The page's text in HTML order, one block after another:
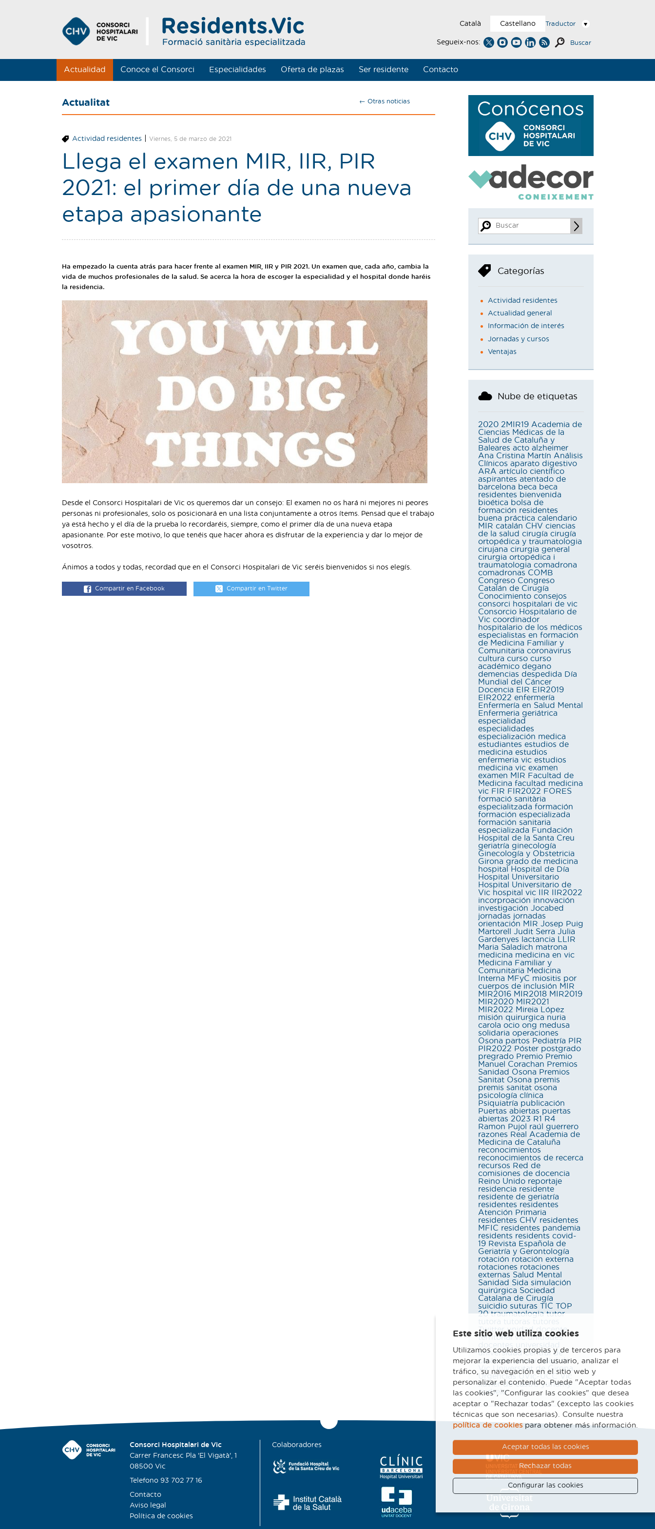
Català Castellano Traductor
Segueix-nos: Buscar
Actualidad Conoce el Consorci Especialidades Oferta de plazas Ser residente Contacto
Actualitat ← Otras noticias
Actividad residentes |Viernes, 5 de marzo de 2021
Llega el examen MIR, IIR, PIR
2021: el primer día de una nueva
etapa apasionante
Ha empezado la cuenta atrás para hacer frente al examen MIR, IIR y PIR 2021. Un examen que, cada año, cambia la
vida de muchos profesionales de la salud. Se acerca la hora de escoger la especialidad y el hospital donde haréis
la residencia.
Desde el Consorci Hospitalari de Vic os queremos dar un consejo: El examen no os hará ni mejores ni peores
personas ni profesionales, solo os posicionará en una lista conjuntamente a otros ítems. Pensad que el trabajo
ya está hecho y el día de la prueba lo recordaréis, siempre, como el primer día de una nueva etapa
apasionante. Por este motivo, lo que tenéis que hacer ahora es disfrutar de la experiencia y dar lo mejor de
vosotros.
Ánimos a todos y todas, recordad que en el Consorci Hospitalari de Vic seréis bienvenidos si nos elegís.
Compartir en Facebook Compartir en Twitter
Categorías
Actividad residentes
Actualidad general
Información de interés
Jornadas y cursos
Ventajas
Nube de etiquetas
2020 2MIR19 Academia de
Ciencias Médicas de la
Salud de Cataluña y
Baleares acto alzheimer
Ana Cristina Martín Análisis
Clínicos aparato digestivo
ARA artículo científico
aspirantes atentado de
barcelona beca beca
residentes bienvenida
bioética bolsa de
formación residentes
buena práctica calendario
MIR catalán CHV ciencias
de la salud cirugía cirugía
ortopédica y traumatologia
cirujana cirurgia general
cirurgia ortopédica i
traumatologia comadrona
comadronas COMB
Congreso Congreso
Catalán de Cirugía
Conocimiento consejos
consorci hospitalari de vic
Consorcio Hospitalario de
Vic coordinador
hospitalario de los médicos
especialistas en formación
de Medicina Familiar y
Comunitaria coronavirus
cultura curso curso
académico degano
demencias despedida Día
Mundial del Cáncer
Docencia EIR EIR2019
EIR2022 enfermería
Enfermería en Salud Mental
Enfermeria geriátrica
especialidad
especialidades
especialización medica
estudiantes estudios de
medicina estudios
enfermeria vic estudios
medicina vic examen
examen MIR Facultad de
Medicina facultad medicina
vic FIR FIR2022 FORES
formació sanitària
especialitzada formación
formación especializada
formación sanitaria
especializada Fundación
Hospital de la Santa Creu
geriatría ginecología
Ginecología y Obstetricia
Girona grado de medicina
hospital
Hospital de Día
Hospital Universitario
Hospital Universitario de
Vic hospital vic IIR
IIR2022
incorproación innovación
investigación Jocabed
jornadas jornadas
orientación MIR Josep Puig
Martorell
Judit Serra Julia
Gardenyes
lactancia
LLIR
Maria Saladich matrona
medicina medicina en vic
Medicina Familiar y
Comunitaria Medicina
Interna MFyC miositis por
cuerpos de inclusión MIR
MIR2016 MIR2018 MIR2019
MIR2020 MIR2021
MIR2022 Mireia López
misión quirurgica nuria
carola ocio ong medusa
solidaria operaciones
Osona partos Pediatría PIR
PIR2022 Póster postgrado
pregrado Premio Premio
Manuel Corachan Premios
Sanidad Osona Premios
Sanitat Osona premis
premis sanitat osona
psicología clínica
Psiquiatría publicación
Puertas abiertas puertas
abiertas 2023 R1 R4
Ramon Pujol
raúl guerrero
razones Real Academia de
Medicina de Cataluña
reconocimientos
reconocimientos de recerca
recursos Red de
comisiones de docencia
Reino Unido reportaje
residencia residente
residente de geriatría
residentes residentes
Atención Primaria
residentes CHV residentes
MFIC residentes pandemia
residents residents covid-
19 Revista Española de
Geriatría y Gerontología
rotación rotación externa
rotaciones rotaciones
externas Salud Mental
Sanidad Sida simulación
quirúrgica Sociedad
Catalana de Cirugía
suicidio suturas TIC TOP
20 traumatologia tutor
Twitter
unidad docente
territorial vic unidades
universidad central de
cataluña Universidad de
Vic Universitat de Girona
Urgencias UVic-UCC Vic
xavier de castro yuhamy
curbelo
Consorci Hospitalari de Vic
Carrer Francesc Pla 'El Vigatà', 1
08500 Vic
Telefono 93 702 77 16
Contacto
Aviso legal
Política de cookies
Colaboradores
Este sitio web utiliza cookies
Utilizamos cookies propias y de terceros para
mejorar la experiencia del usuario, analizar el
tráfico, su navegación en el sitio web y
personalizar el contenido. Puede "Aceptar todas
las cookies", "Configurar las cookies" que desea
aceptar o "Rechazar todas" (excepto las cookies
técnicas que son necesarias). Consulte nuestra
política de cookiespara obtener más información.
Aceptar todas las cookies
Rechazar todas
Configurar las cookies